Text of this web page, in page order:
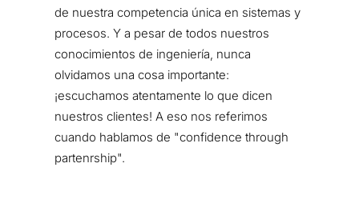
de nuestra competencia única en sistemas y
procesos. Y a pesar de todos nuestros
conocimientos de ingeniería, nunca
olvidamos una cosa importante:
¡escuchamos atentamente lo que dicen
nuestros clientes! A eso nos referimos
cuando hablamos de "confidence through
partenrship".